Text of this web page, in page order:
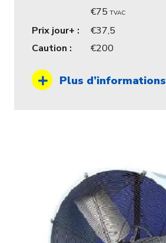
75 TVAC
Prix jour+ :
37,5
Caution :
200
Plus d’informations